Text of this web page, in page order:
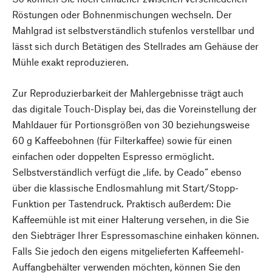
Röstungen oder Bohnenmischungen wechseln. Der
Mahlgrad ist selbstverständlich stufenlos verstellbar und
lässt sich durch Betätigen des Stellrades am Gehäuse der
Mühle exakt reproduzieren.
Zur Reproduzierbarkeit der Mahlergebnisse trägt auch
das digitale Touch-Display bei, das die Voreinstellung der
Mahldauer für Portionsgrößen von 30 beziehungsweise
60 g Kaffeebohnen (für Filterkaffee) sowie für einen
einfachen oder doppelten Espresso ermöglicht.
Selbstverständlich verfügt die „life. by Ceado“ ebenso
über die klassische Endlosmahlung mit Start/Stopp-
Funktion per Tastendruck. Praktisch außerdem: Die
Kaffeemühle ist mit einer Halterung versehen, in die Sie
den Siebträger Ihrer Espressomaschine einhaken können.
Falls Sie jedoch den eigens mitgelieferten Kaffeemehl-
Auffangbehälter verwenden möchten, können Sie den